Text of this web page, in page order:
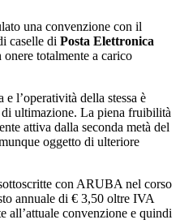
una convenzione con il
caselle di Posta Elettronica
totalmente a carico
l’operatività della stessa è
di ultimazione. La piena fruibilità
attiva dalla seconda metà del
oggetto di ulteriore
con ARUBA nel corso
annuale di € 3,50 oltre IVA
all’attuale convenzione e quindi